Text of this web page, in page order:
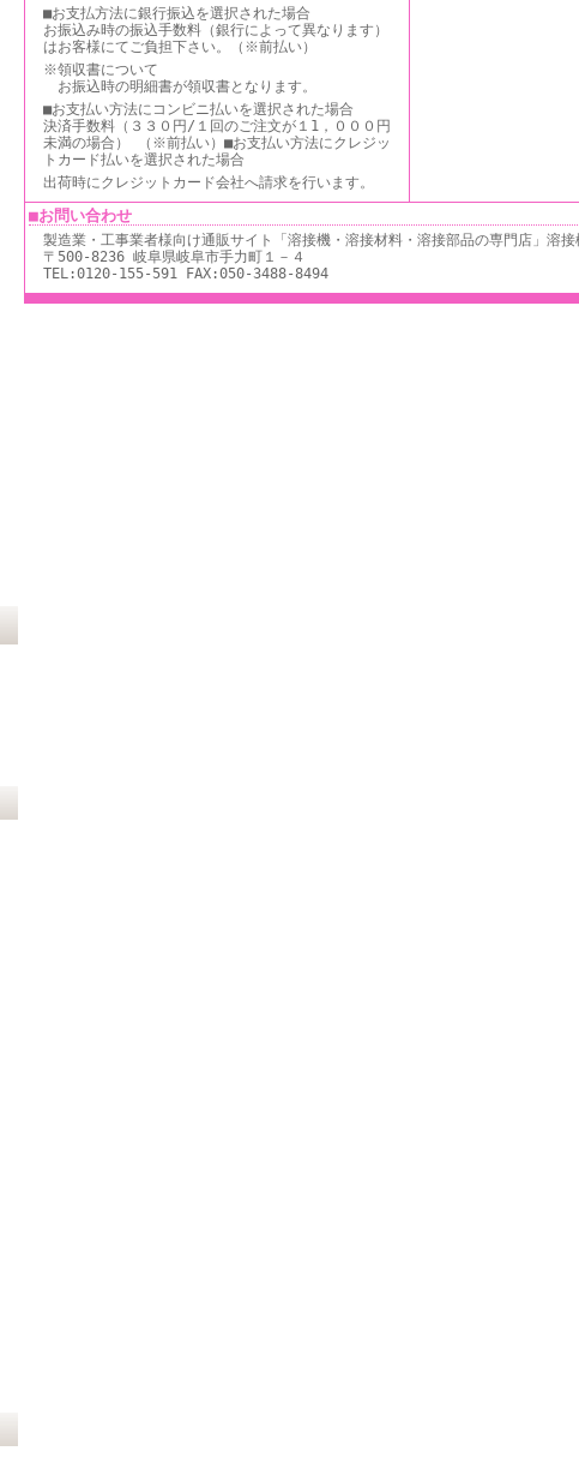
■お支払方法に銀行振込を選択された場合
お振込み時の振込手数料（銀行によって異なります）
はお客様にてご負担下さい。（※前払い）
※領収書について
お振込時の明細書が領収書となります。
■お支払い方法にコンビニ払いを選択された場合
決済手数料（３３０円/１回のご注文が１1，０００円
未満の場合） （※前払い）■お支払い方法にクレジッ
トカード払いを選択された場合
出荷時にクレジットカード会社へ請求を行います。
■お問い合わせ
製造業・工事業者様向け通販サイト「溶接機・溶接材料・溶接部品の専門店」溶
〒500-8236 岐阜県岐阜市手力町１－４
TEL:0120-155-591 FAX:050-3488-8494